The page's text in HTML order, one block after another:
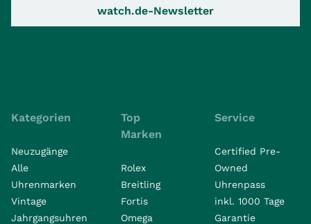
watch.de-Newsletter
Kategorien
Neuzugänge
Alle
Uhrenmarken
Vintage
Jahrgangsuhren
Top
Marken
Rolex
Breitling
Fortis
Omega
Service
Certified Pre-
Owned
Uhrenpass
inkl. 1000 Tage
Garantie